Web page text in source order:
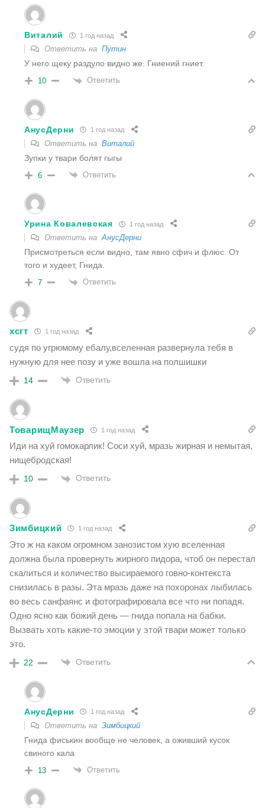
Виталий 1 год назад
Ответить на Путин
У него щеку раздуло видно же. Гниений гниет.
10 Ответить
АнусДерни 1 год назад
Ответить на Виталий
Зупки у твари болят гыгы
6 Ответить
Урина Ковалевская 1 год назад
Ответить наАнусДерни
Присмотреться если видно, там явно сфич и флюс. От
того и худеет, Гнида.
7 Ответить
хсгт 1 год назад
судя по угрюмому ебалу,вселенная развернула тебя в
нужную для нее позу и уже вошла на полшишки
14 Ответить
ТоварищМаузер 1 год назад
Иди на хуй гомокарлик! Соси хуй, мразь жирная и немытая,
нищебродская!
10 Ответить
Зимбицкий 1 год назад
Это ж на каком огромном занозистом хую вселенная
должна была провернуть жирного пидора, чтоб он перестал
скалиться и количество высираемого говно-контекста
снизилась в разы. Эта мразь даже на похоронах лыбилась
во весь санфаянс и фотографировала все что ни попадя.
Одно ясно как божий день — гнида попала на бабки.
Вызвать хоть какие-то эмоции у этой твари может только
это.
22 Ответить
АнусДерни 1 год назад
Ответить на Зимбицкий
Гнида фиськин вообще не человек, а оживший кусок
свиного кала
13 Ответить